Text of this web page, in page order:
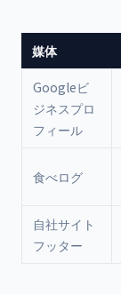
媒体
Googleビ
ジネスプロ
フィール
食べログ
自社サイト
フッター